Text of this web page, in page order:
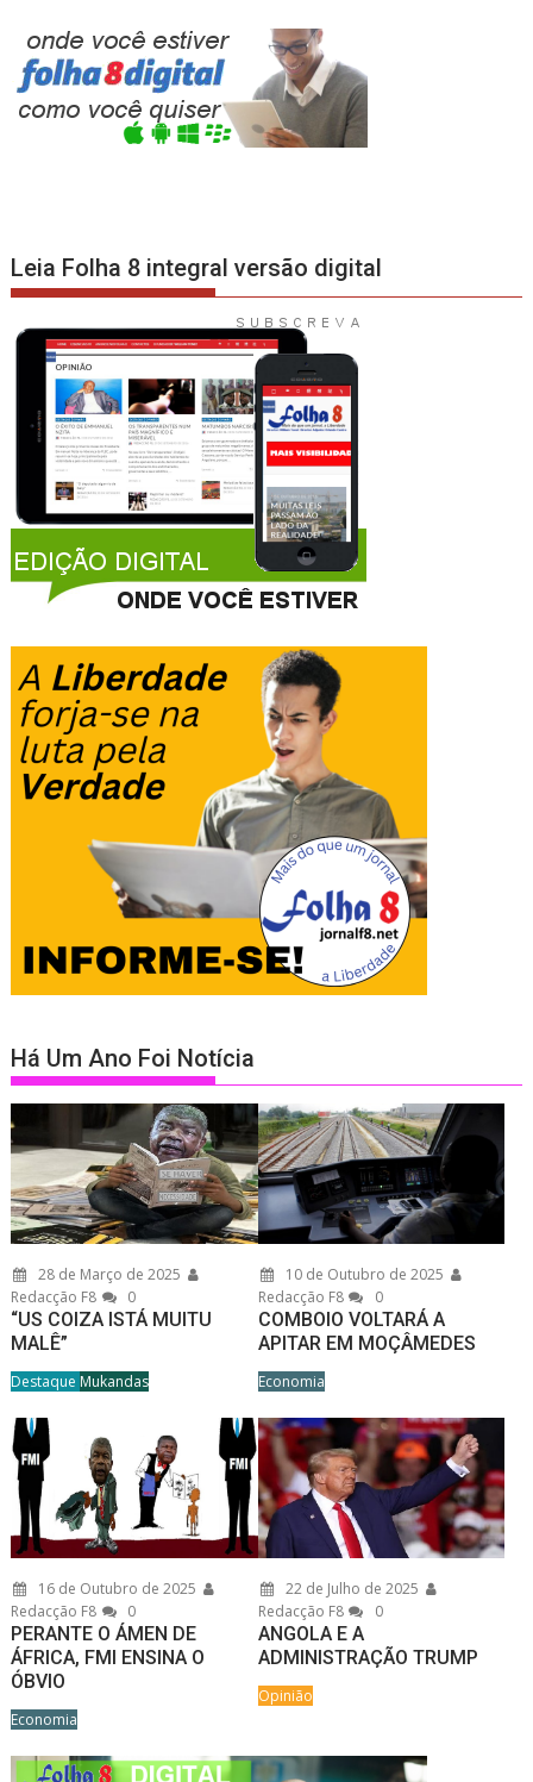
Leia Folha 8 integral versão digital
Há Um Ano Foi Notícia
28 de Março de 2025
Redacção F8
0
“US COIZA ISTÁ MUITU
MALÊ”
Destaque Mukandas
10 de Outubro de 2025
Redacção F8
0
COMBOIO VOLTARÁ A
APITAR EM MOÇÂMEDES
Economia
16 de Outubro de 2025
Redacção F8
0
PERANTE O ÁMEN DE
ÁFRICA, FMI ENSINA O
ÓBVIO
Economia
22 de Julho de 2025
Redacção F8
0
ANGOLA E A
ADMINISTRAÇÃO TRUMP
Opinião